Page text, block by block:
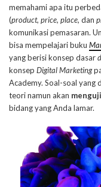
memahami apa itu
(product, price, place, dan
komunikasi pemasaran.
bisa mempelajari buku
yang berisi konsep dasar
konsep Digital Marketing
Academy. Soal-soal yang
teori namun akan
bidang yang Anda lamar.